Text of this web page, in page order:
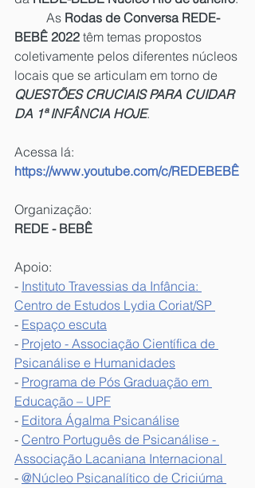
	As
Rodas de Conversa REDE-
BEBÊ 2022 têm temas propostos
coletivamente pelos diferentes núcleos
locais que se articulam em torno de
QUESTÕES CRUCIAIS PARA CUIDAR
DA 1ª INFÂNCIA HOJE.
Acessa lá:
https://www.youtube.com/c/REDEBEBÊ
Organização:
REDE - BEBÊ
Apoio:
- Instituto Travessias da Infância:
Centro de Estudos Lydia Coriat/SP
- Espaço escuta
- Projeto - Associação Científica de
Psicanálise e Humanidades
- Programa de Pós Graduação em
Educação – UPF
- Editora Ágalma Psicanálise
- Centro Português de Psicanálise -
Associação Lacaniana Internacional
- @Núcleo Psicanalítico de Criciúma